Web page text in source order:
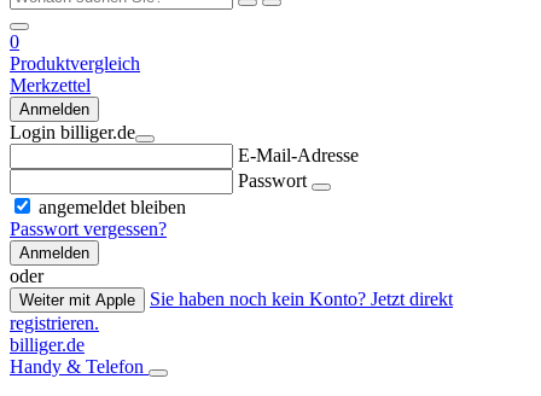
0
Produktvergleich
Merkzettel
Anmelden
Login billiger.de
E-Mail-Adresse
Passwort
angemeldet bleiben
Passwort vergessen?
Anmelden
oder
Weiter mit Apple
Sie haben noch kein Konto? Jetzt direkt
registrieren.
billiger.de
Handy & Telefon